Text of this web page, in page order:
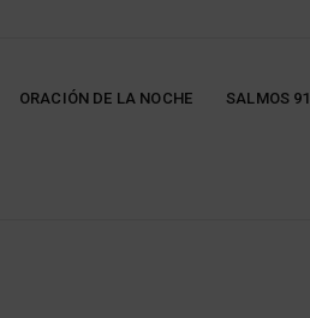
ORACIÓN DE LA NOCHE SALMOS 91